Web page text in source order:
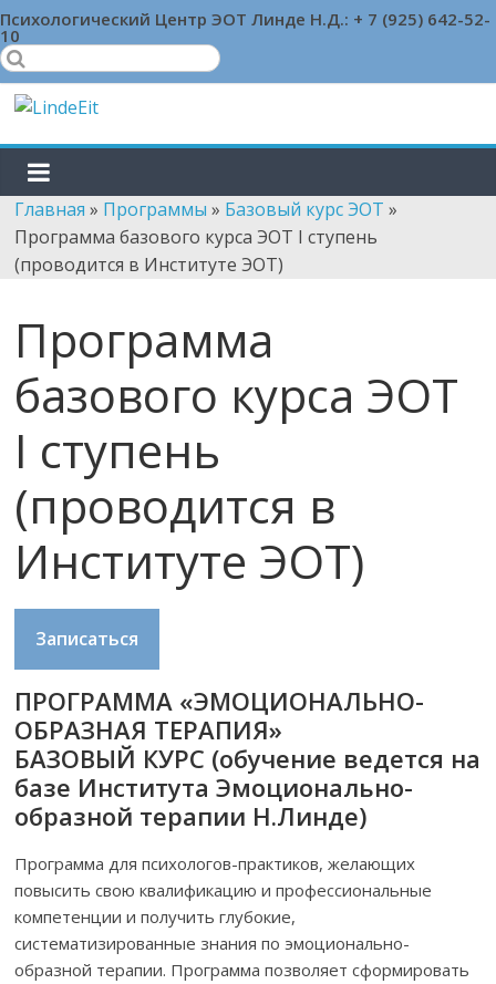
Skip
to
content
Психологический Центр ЭОТ Линде Н.Д.: + 7 (925) 642-52-
10
LindeEit
LindeEit
Главная » Программы » Базовый курс ЭОТ »
Программа базового курса ЭОТ I ступень
(проводится в Институте ЭОТ)
Программа
базового курса ЭОТ
I ступень
(проводится в
Институте ЭОТ)
Записаться
ПРОГРАММА «ЭМОЦИОНАЛЬНО-
ОБРАЗНАЯ ТЕРАПИЯ»
БАЗОВЫЙ КУРС (обучение ведется на
базе Института Эмоционально-
образной терапии Н.Линде)
Программа для психологов-практиков, желающих
повысить свою квалификацию и профессиональные
компетенции и получить глубокие,
систематизированные знания по эмоционально-
образной терапии. Программа позволяет сформировать